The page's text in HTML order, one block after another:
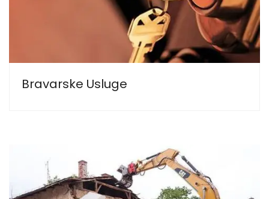
Bravarske Usluge